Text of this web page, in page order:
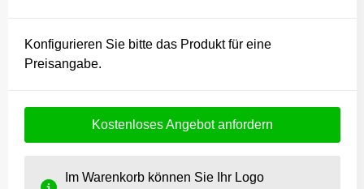
Konfigurieren Sie bitte das Produkt für eine
Preisangabe.
Kostenloses Angebot anfordern
Im Warenkorb können Sie Ihr Logo